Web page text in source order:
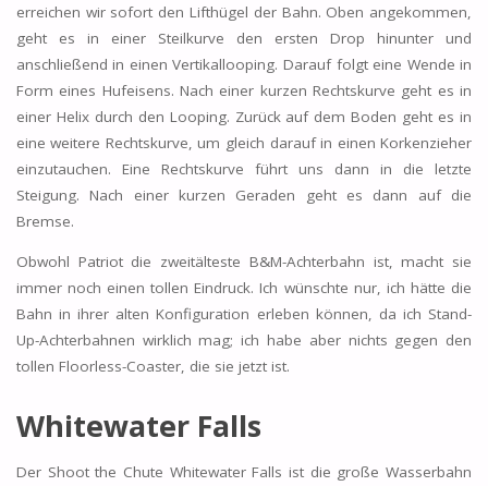
erreichen wir sofort den Lifthügel der Bahn. Oben angekommen,
geht es in einer Steilkurve den ersten Drop hinunter und
anschließend in einen Vertikallooping. Darauf folgt eine Wende in
Form eines Hufeisens. Nach einer kurzen Rechtskurve geht es in
einer Helix durch den Looping. Zurück auf dem Boden geht es in
eine weitere Rechtskurve, um gleich darauf in einen Korkenzieher
einzutauchen. Eine Rechtskurve führt uns dann in die letzte
Steigung. Nach einer kurzen Geraden geht es dann auf die
Bremse.
Obwohl Patriot die zweitälteste B&M-Achterbahn ist, macht sie
immer noch einen tollen Eindruck. Ich wünschte nur, ich hätte die
Bahn in ihrer alten Konfiguration erleben können, da ich Stand-
Up-Achterbahnen wirklich mag; ich habe aber nichts gegen den
tollen Floorless-Coaster, die sie jetzt ist.
Whitewater Falls
Der Shoot the Chute Whitewater Falls ist die große Wasserbahn